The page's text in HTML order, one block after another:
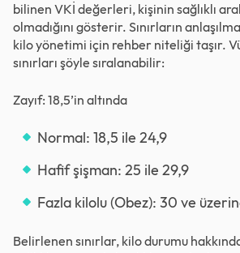
bilinen VKİ değerleri, kişinin sağlıklı
olmadığını gösterir. Sınırların
kilo yönetimi için rehber niteliği taşır.
sınırları şöyle sıralanabilir:
Zayıf: 18,5’in altında
Normal: 18,5 ile 24,9
Hafif şişman: 25 ile 29,9
Fazla kilolu (Obez): 30 ve
Belirlenen sınırlar, kilo durumu